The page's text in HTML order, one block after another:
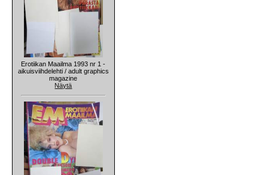
Erotiikan Maailma 1993 nr 1 -
aikuisviihdelehti / adult graphics
magazine
Näytä